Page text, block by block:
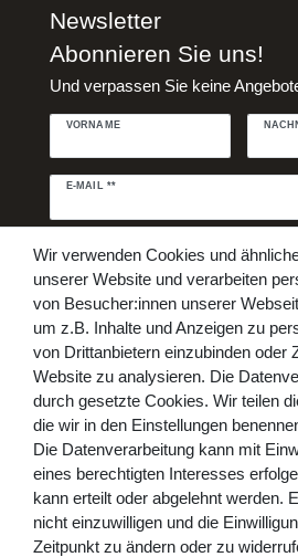
Newsletter
Abonnieren Sie uns!
Und verpassen Sie keine
VORNAME
E-MAIL **
Newsletter
Hiermit bestätige ich, dass ich die
Abonnieren
** Hierbei
Bezahlen Sie bequem
Wir verwenden Cookies und
unserer Website und verarbeiten
von Besucher:innen unserer
um z.B. Inhalte und Anzeigen zu
von Drittanbietern einzubinden oder
Website zu analysieren. Die
durch gesetzte Cookies. Wir teilen
die wir in den Einstellungen
Die Datenverarbeitung kann mit
eines berechtigten Interesses
kann erteilt oder abgelehnt werden.
nicht einzuwilligen und die
Zeitpunkt zu ändern oder zu